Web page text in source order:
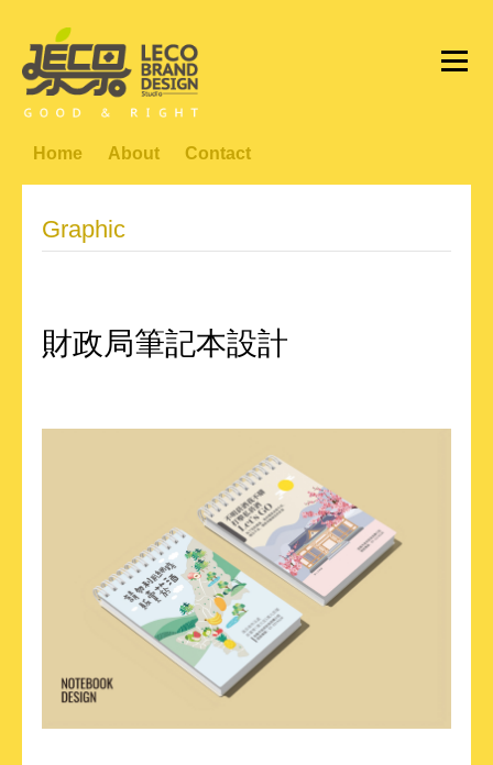
Home About Contact
Graphic
財政局筆記本設計